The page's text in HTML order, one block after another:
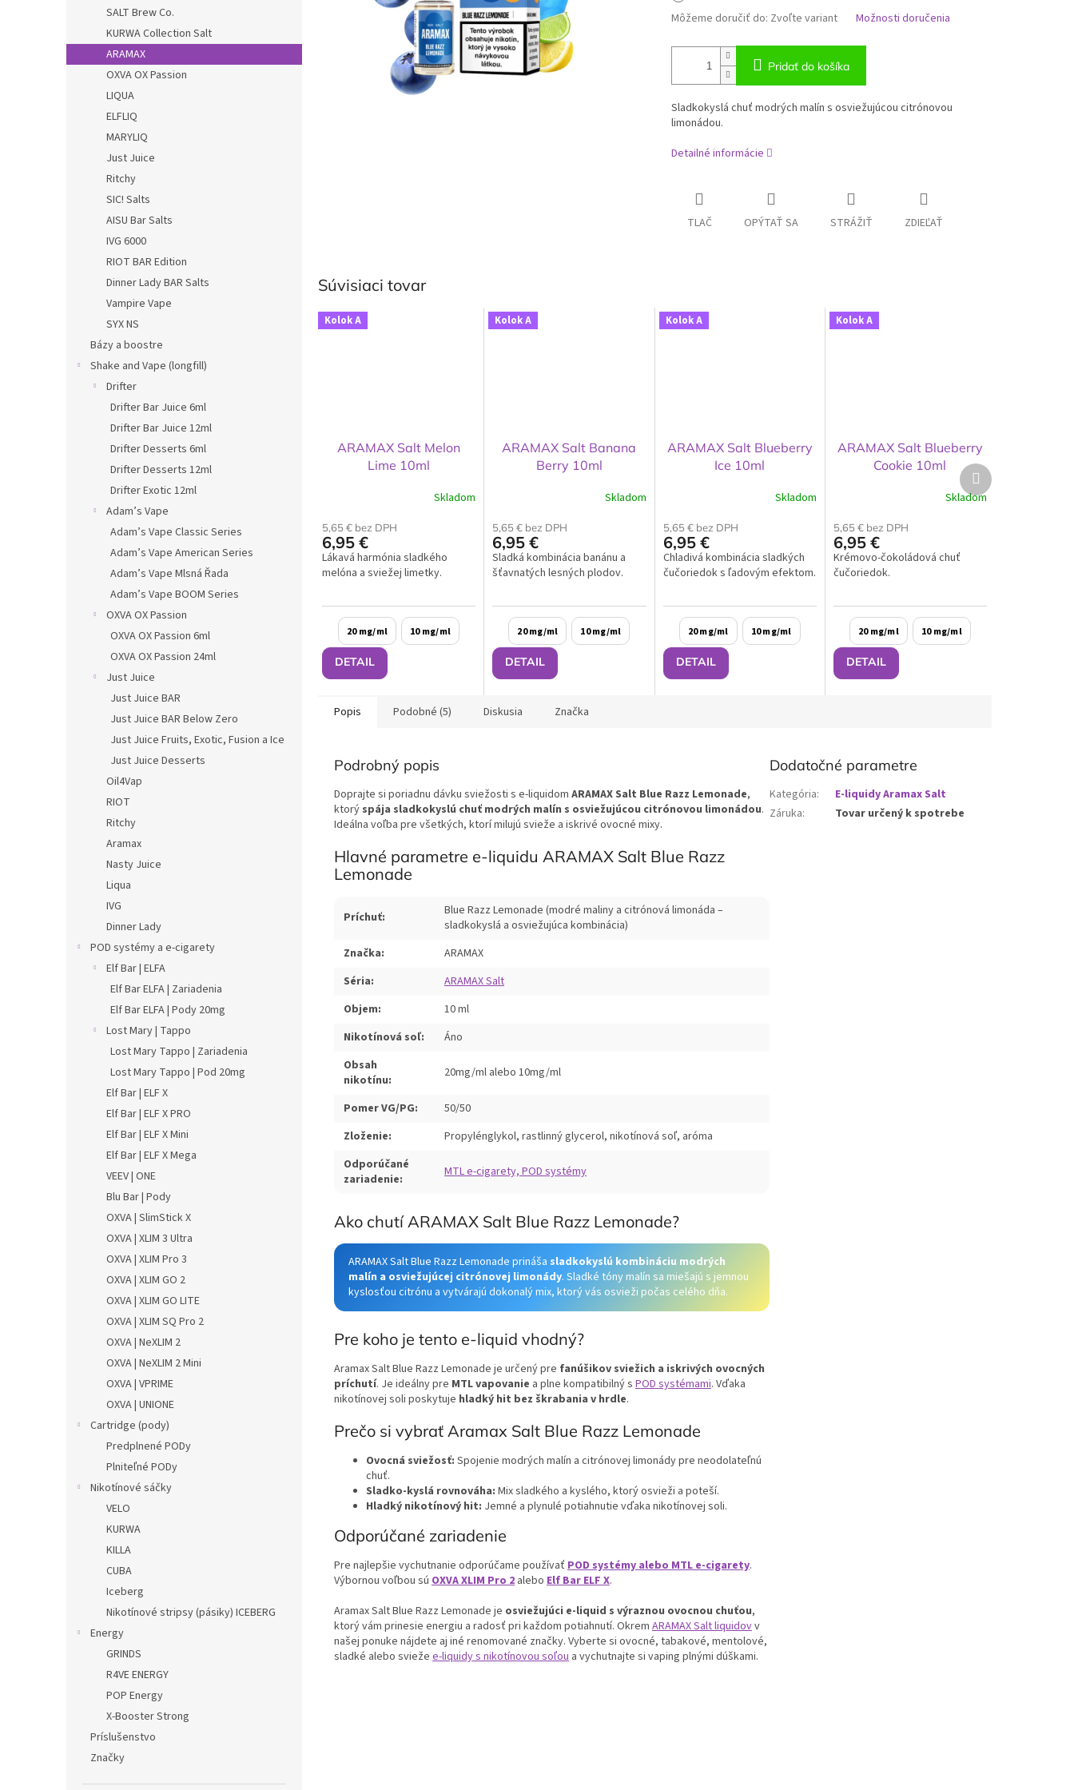
SALT Brew Co.
KURWA Collection Salt
ARAMAX
OXVA OX Passion
LIQUA
ELFLIQ
MARYLIQ
Just Juice
Ritchy
SIC! Salts
AISU Bar Salts
IVG 6000
RIOT BAR Edition
Dinner Lady BAR Salts
Vampire Vape
SYX NS
Bázy a boostre
Shake and Vape (longfill)
Drifter
Drifter Bar Juice 6ml
Drifter Bar Juice 12ml
Drifter Desserts 6ml
Drifter Desserts 12ml
Drifter Exotic 12ml
Adam’s Vape
Adam’s Vape Classic Series
Adam’s Vape American Series
Adam’s Vape Mlsná Řada
Adam’s Vape BOOM Series
OXVA OX Passion
OXVA OX Passion 6ml
OXVA OX Passion 24ml
Just Juice
Just Juice BAR
Just Juice BAR Below Zero
Just Juice Fruits, Exotic, Fusion a Ice
Just Juice Desserts
Oil4Vap
RIOT
Ritchy
Aramax
Nasty Juice
Liqua
IVG
Dinner Lady
POD systémy a e-cigarety
Elf Bar | ELFA
Elf Bar ELFA | Zariadenia
Elf Bar ELFA | Pody 20mg
Lost Mary | Tappo
Lost Mary Tappo | Zariadenia
Lost Mary Tappo | Pod 20mg
Elf Bar | ELF X
Elf Bar | ELF X PRO
Elf Bar | ELF X Mini
Elf Bar | ELF X Mega
VEEV | ONE
Blu Bar | Pody
OXVA | SlimStick X
OXVA | XLIM 3 Ultra
OXVA | XLIM Pro 3
OXVA | XLIM GO 2
OXVA | XLIM GO LITE
OXVA | XLIM SQ Pro 2
OXVA | NeXLIM 2
OXVA | NeXLIM 2 Mini
OXVA | VPRIME
OXVA | UNIONE
Cartridge (pody)
Predplnené PODy
Plniteľné PODy
Nikotínové sáčky
VELO
KURWA
KILLA
CUBA
Iceberg
Nikotínové stripsy (pásiky) ICEBERG
Energy
GRINDS
R4VE ENERGY
POP Energy
X-Booster Strong
Príslušenstvo
Značky
Môžeme doručiť do: Zvoľte variant Možnosti doručenia
Pridať do košíka
Sladkokyslá chuť modrých malín s osviežujúcou citrónovou
limonádou.
Detailné informácie
TLAČ OPÝTAŤ SA STRÁŽIŤ ZDIEĽAŤ
Súvisiaci tovar
Kolok A
ARAMAX Salt Melon
Lime 10ml
Skladom
5,65 € bez DPH
6,95 €
DETAIL
Lákavá harmónia sladkého
melóna a sviežej limetky.
20 mg/ml 10 mg/ml
Kolok A
ARAMAX Salt Banana
Berry 10ml
Skladom
5,65 € bez DPH
6,95 €
DETAIL
Sladká kombinácia banánu a
šťavnatých lesných plodov.
20 mg/ml 10 mg/ml
Kolok A
ARAMAX Salt Blueberry
Ice 10ml
Skladom
5,65 € bez DPH
6,95 €
DETAIL
Chladivá kombinácia sladkých
čučoriedok s ľadovým efektom.
20 mg/ml 10 mg/ml
Kolok A
ARAMAX Salt Blueberry
Cookie 10ml
Skladom
5,65 € bez DPH
6,95 €
DETAIL
Krémovo-čokoládová chuť
čučoriedok.
20 mg/ml 10 mg/ml
Ďalší
produkt
Popis Podobné (5) Diskusia Značka
Podrobný popis
Doprajte si poriadnu dávku sviežosti s e-liquidom ARAMAX Salt Blue Razz Lemonade,
ktorý spája sladkokyslú chuť modrých malín s osviežujúcou citrónovou limonádou.
Ideálna voľba pre všetkých, ktorí milujú svieže a iskrivé ovocné mixy.
Hlavné parametre e-liquidu ARAMAX Salt Blue Razz
Lemonade
Príchuť:
Blue Razz Lemonade (modré maliny a citrónová limonáda –
sladkokyslá a osviežujúca kombinácia)
Značka:
ARAMAX
Séria:
ARAMAX Salt
Objem:
10 ml
Nikotínová soľ:
Áno
Obsah
nikotínu:
20mg/ml alebo 10mg/ml
Pomer VG/PG:
50/50
Zloženie:
Propylénglykol, rastlinný glycerol, nikotínová soľ, aróma
Odporúčané
zariadenie:
MTL e-cigarety, POD systémy
Ako chutí ARAMAX Salt Blue Razz Lemonade?
ARAMAX Salt Blue Razz Lemonade prináša sladkokyslú kombináciu modrých
malín a osviežujúcej citrónovej limonády. Sladké tóny malín sa miešajú s jemnou
kyslosťou citrónu a vytvárajú dokonalý mix, ktorý vás osvieži počas celého dňa.
Pre koho je tento e-liquid vhodný?
Aramax Salt Blue Razz Lemonade je určený pre fanúšikov sviežich a iskrivých ovocných
príchutí. Je ideálny pre MTL vapovanie a plne kompatibilný s POD systémami. Vďaka
nikotínovej soli poskytuje hladký hit bez škrabania v hrdle.
Prečo si vybrať Aramax Salt Blue Razz Lemonade
Ovocná sviežosť: Spojenie modrých malín a citrónovej limonády pre neodolateľnú
chuť.
Sladko-kyslá rovnováha: Mix sladkého a kyslého, ktorý osvieži a poteší.
Hladký nikotínový hit: Jemné a plynulé potiahnutie vďaka nikotínovej soli.
Odporúčané zariadenie
Pre najlepšie vychutnanie odporúčame používať POD systémy alebo MTL e-cigarety.
Výbornou voľbou sú OXVA XLIM Pro 2 alebo Elf Bar ELF X.
Aramax Salt Blue Razz Lemonade je osviežujúci e-liquid s výraznou ovocnou chuťou,
ktorý vám prinesie energiu a radosť pri každom potiahnutí. Okrem ARAMAX Salt liquidovv
našej ponuke nájdete aj iné renomované značky. Vyberte si ovocné, tabakové, mentolové,
sladké alebo svieže e-liquidy s nikotínovou soľou a vychutnajte si vaping plnými dúškami.
Dodatočné parametre
Kategória:
E-liquidy Aramax Salt
Záruka: Tovar určený k spotrebe